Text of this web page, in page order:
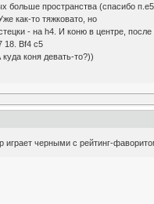
больше пространства (спасибо
как-то тяжковато, но
- на h4. И коню в центре,
18. Bf4 c5
коня девать-то?))
черными с рейтинг-